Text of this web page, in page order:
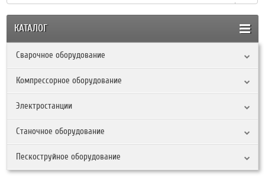
КАТАЛОГ
Сварочное оборудование
Компрессорное оборудование
Электростанции
Станочное оборудование
Пескоструйное оборудование